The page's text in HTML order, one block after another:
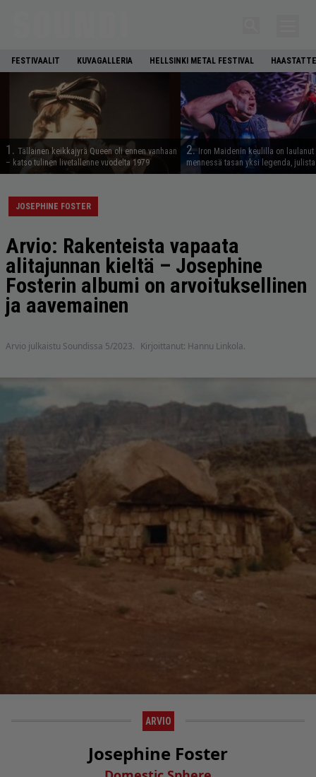
FESTIVAALIT KUVAGALLERIA HELLSINKI METAL FESTIVAL
1. Tällainen keikkajyrä Queen oli ennen vanhaan
– katso tulinen livetallenne vuodelta 1979
2. Iron Maidenin keulilla on laulanut
mennessä tasan yksi legenda,
JOSEPHINE FOSTER
Arvio: Rakenteista vapaata
alitajunnan kieltä – Josephine
Fosterin albumi on arvoituksellinen
ja aavemainen
Arvio julkaistu Soundissa 5/2023. Kirjoittanut: Hannu Linkola.
ARVIO
Josephine Foster